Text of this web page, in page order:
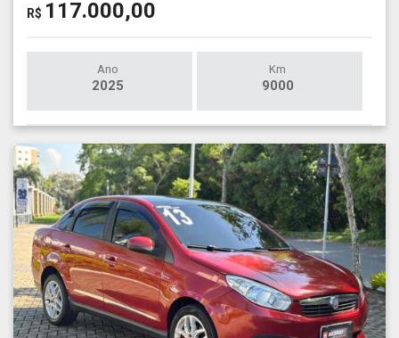
R$ 117.000,00
Ano
2025
Km
9000